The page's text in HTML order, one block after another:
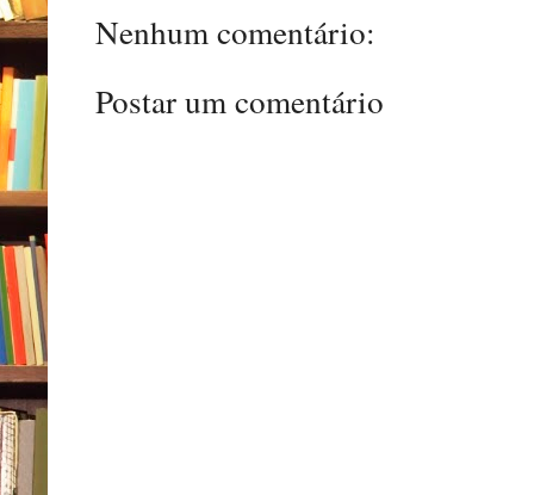
Nenhum comentário:
Postar um comentário